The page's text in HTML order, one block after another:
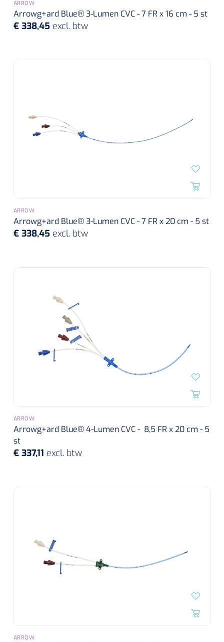
Alginaten
Nierbekken
ARROW
Arrowg+ard Blue® 3-Lumen CVC - 7 FR x 16 cm - 5 st
€ 338,45 excl. btw
ARROW
Arrowg+ard Blue® 3-Lumen CVC - 7 FR x 20 cm - 5 st
€ 338,45 excl. btw
ARROW
Arrowg+ard Blue® 4-Lumen CVC - 8,5 FR x 20 cm - 5
st
€ 337,11 excl. btw
ARROW